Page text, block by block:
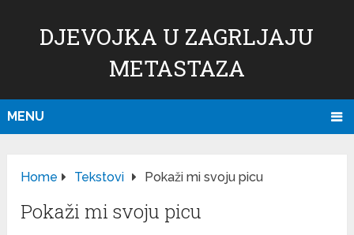
DJEVOJKA U ZAGRLJAJU
METASTAZA
MENU
Home Tekstovi Pokaži mi svoju picu
Pokaži mi svoju picu